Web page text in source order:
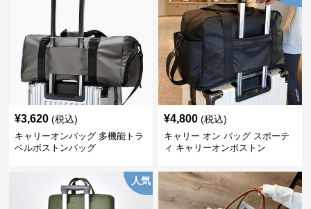
¥3,620 (税込)
キャリーオンバッグ 多機能トラ
ベルボストンバッグ
¥4,800 (税込)
キャリー オン バッグ スポーテ
ィ キャリーオンボストン
人気